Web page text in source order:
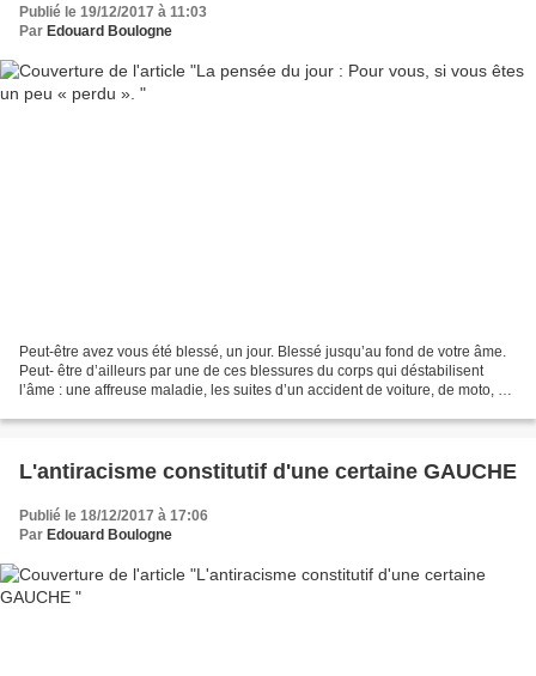
Publié le 19/12/2017 à 11:03
Par Edouard Boulogne
Peut-être avez vous été blessé, un jour. Blessé jusqu’au fond de votre âme.
Peut- être d’ailleurs par une de ces blessures du corps qui déstabilisent
l’âme : une affreuse maladie, les suites d’un accident de voiture, de moto, de
L'antiracisme constitutif d'une certaine GAUCHE
Publié le 18/12/2017 à 17:06
Par Edouard Boulogne